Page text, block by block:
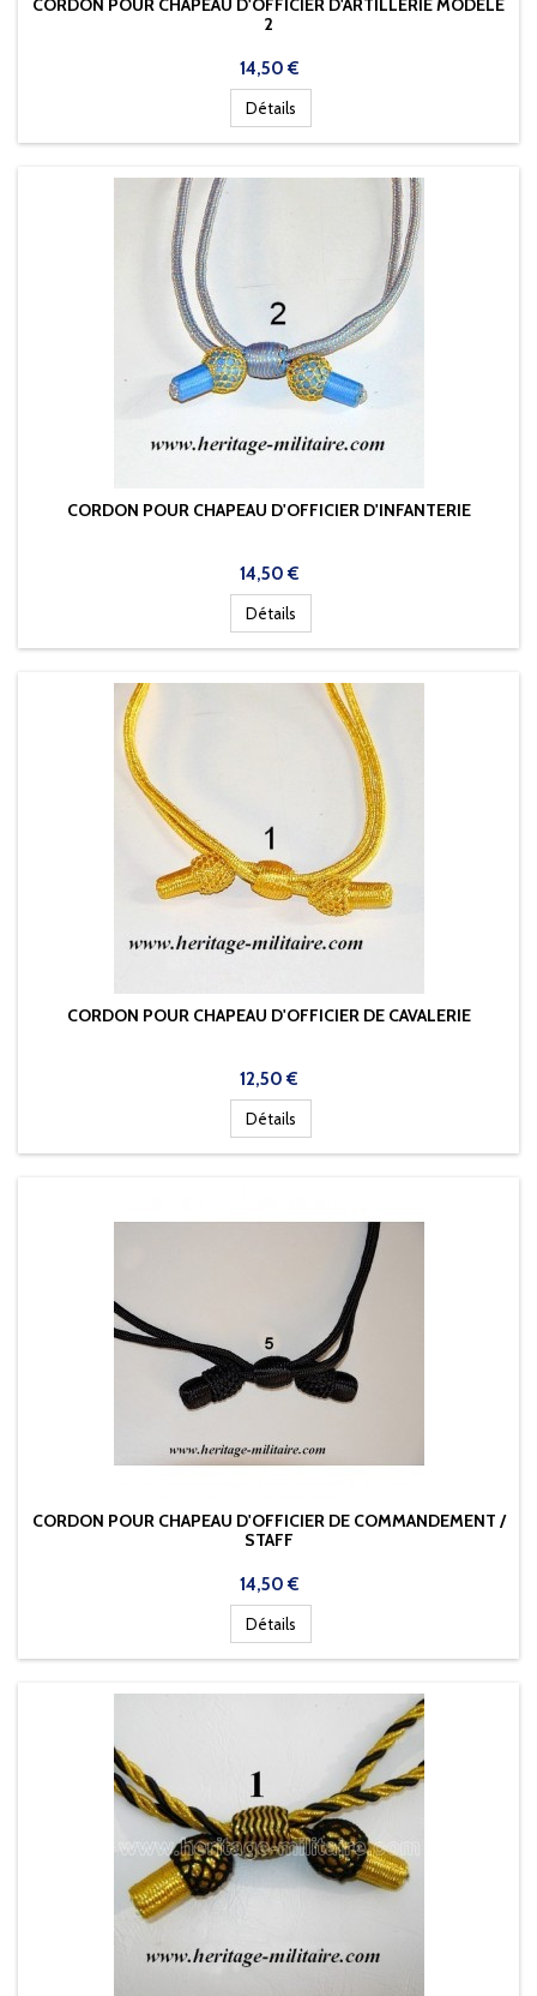
CORDON POUR CHAPEAU D'OFFICIER D'ARTILLERIE MODÈLE
2
Prix
14,50 €
Détails
CORDON POUR CHAPEAU D'OFFICIER D'INFANTERIE
Prix
14,50 €
Détails
CORDON POUR CHAPEAU D'OFFICIER DE CAVALERIE
Prix
12,50 €
Détails
CORDON POUR CHAPEAU D'OFFICIER DE COMMANDEMENT /
STAFF
Prix
14,50 €
Détails